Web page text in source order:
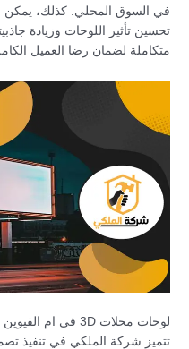
في السوق المحلي. كذلك، يمكن
تحسين تأثير اللوحات وزيادة
متكاملة لضمان رضا العميل
لوحات محلات 3D في ام القيوين
تتميز شركة الملكي في تنفيذ